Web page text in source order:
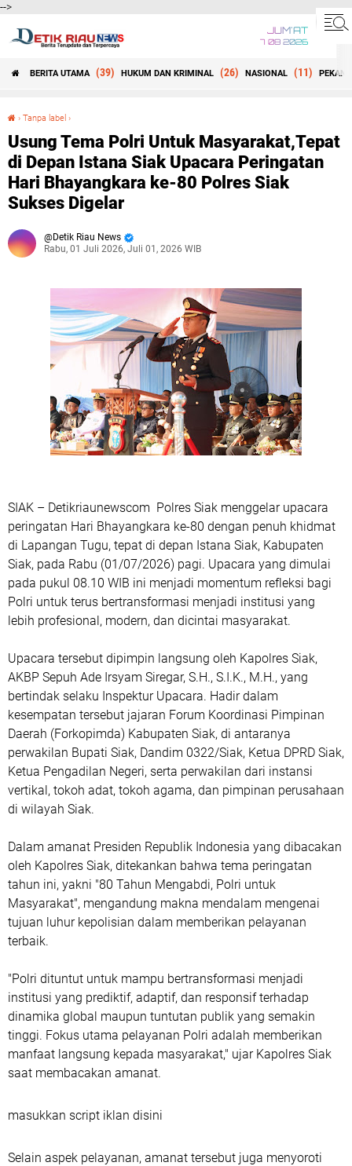
-->
JUM'AT
7 08 2026
BERITA UTAMA (39) HUKUM DAN KRIMINAL (26) NASIONAL (11)
› Tanpa label ›
Usung Tema Polri Untuk Masyarakat,Tepat
di Depan Istana Siak Upacara Peringatan
Hari Bhayangkara ke-80 Polres Siak
Sukses Digelar
Detik Riau News
Rabu, 01 Juli 2026, Juli 01, 2026 WIB
SIAK – Detikriaunewscom Polres Siak menggelar upacara
peringatan Hari Bhayangkara ke-80 dengan penuh khidmat
di Lapangan Tugu, tepat di depan Istana Siak, Kabupaten
Siak, pada Rabu (01/07/2026) pagi. Upacara yang dimulai
pada pukul 08.10 WIB ini menjadi momentum refleksi bagi
Polri untuk terus bertransformasi menjadi institusi yang
lebih profesional, modern, dan dicintai masyarakat.
Upacara tersebut dipimpin langsung oleh Kapolres Siak,
AKBP Sepuh Ade Irsyam Siregar, S.H., S.I.K., M.H., yang
bertindak selaku Inspektur Upacara. Hadir dalam
kesempatan tersebut jajaran Forum Koordinasi Pimpinan
Daerah (Forkopimda) Kabupaten Siak, di antaranya
perwakilan Bupati Siak, Dandim 0322/Siak, Ketua DPRD Siak,
Ketua Pengadilan Negeri, serta perwakilan dari instansi
vertikal, tokoh adat, tokoh agama, dan pimpinan perusahaan
di wilayah Siak.
Dalam amanat Presiden Republik Indonesia yang dibacakan
oleh Kapolres Siak, ditekankan bahwa tema peringatan
tahun ini, yakni "80 Tahun Mengabdi, Polri untuk
Masyarakat", mengandung makna mendalam mengenai
tujuan luhur kepolisian dalam memberikan pelayanan
terbaik.
"Polri dituntut untuk mampu bertransformasi menjadi
institusi yang prediktif, adaptif, dan responsif terhadap
dinamika global maupun tuntutan publik yang semakin
tinggi. Fokus utama pelayanan Polri adalah memberikan
manfaat langsung kepada masyarakat," ujar Kapolres Siak
saat membacakan amanat.
masukkan script iklan disini
Selain aspek pelayanan, amanat tersebut juga menyoroti